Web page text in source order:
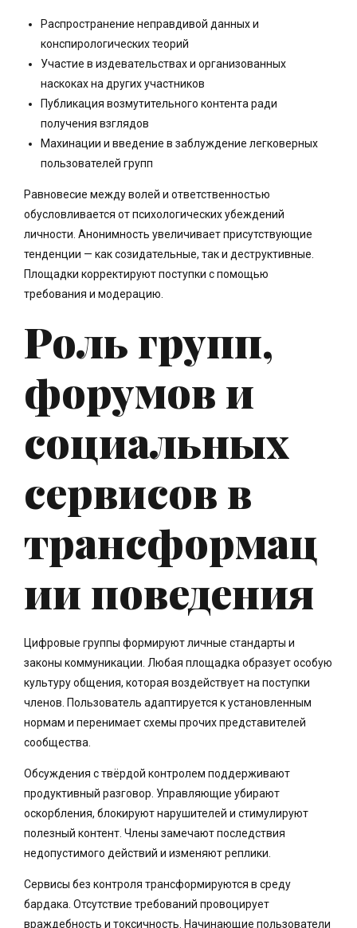
Распространение неправдивой данных и
конспирологических теорий
Участие в издевательствах и организованных
наскоках на других участников
Публикация возмутительного контента ради
получения взглядов
Махинации и введение в заблуждение легковерных
пользователей групп
Равновесие между волей и ответственностью
обусловливается от психологических убеждений
личности. Анонимность увеличивает присутствующие
тенденции — как созидательные, так и деструктивные.
Площадки корректируют поступки с помощью
требования и модерацию.
Роль групп,
форумов и
социальных
сервисов в
трансформац
ии поведения
Цифровые группы формируют личные стандарты и
законы коммуникации. Любая площадка образует особую
культуру общения, которая воздействует на поступки
членов. Пользователь адаптируется к установленным
нормам и перенимает схемы прочих представителей
сообщества.
Обсуждения с твёрдой контролем поддерживают
продуктивный разговор. Управляющие убирают
оскорбления, блокируют нарушителей и стимулируют
полезный контент. Члены замечают последствия
недопустимого действий и изменяют реплики.
Сервисы без контроля трансформируются в среду
бардака. Отсутствие требований провоцирует
враждебность и токсичность. Начинающие пользователи